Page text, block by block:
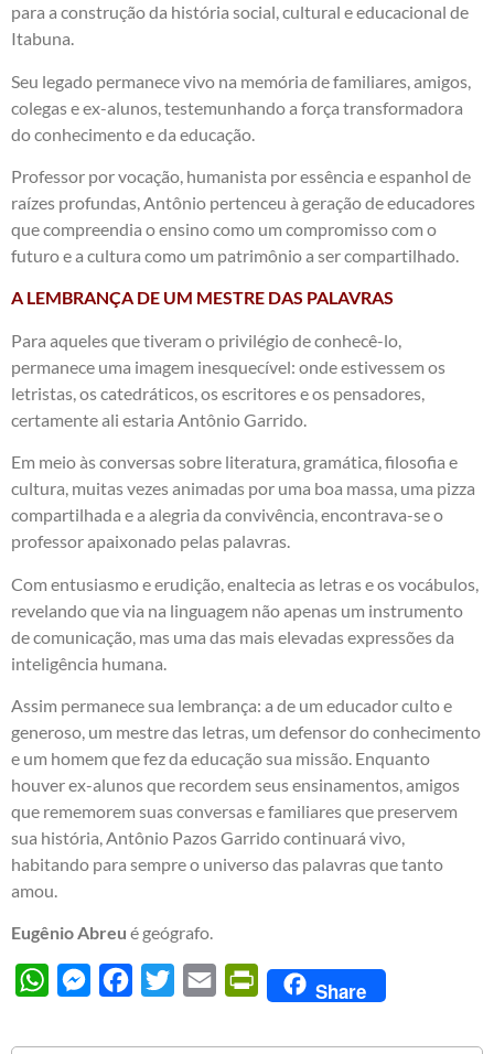
para a construção da história social, cultural e educacional de
Itabuna.
Seu legado permanece vivo na memória de familiares, amigos,
colegas e ex-alunos, testemunhando a força transformadora
do conhecimento e da educação.
Professor por vocação, humanista por essência e espanhol de
raízes profundas, Antônio pertenceu à geração de educadores
que compreendia o ensino como um compromisso com o
futuro e a cultura como um patrimônio a ser compartilhado.
A LEMBRANÇA DE UM MESTRE DAS PALAVRAS
Para aqueles que tiveram o privilégio de conhecê-lo,
permanece uma imagem inesquecível: onde estivessem os
letristas, os catedráticos, os escritores e os pensadores,
certamente ali estaria Antônio Garrido.
Em meio às conversas sobre literatura, gramática, filosofia e
cultura, muitas vezes animadas por uma boa massa, uma pizza
compartilhada e a alegria da convivência, encontrava-se o
professor apaixonado pelas palavras.
Com entusiasmo e erudição, enaltecia as letras e os vocábulos,
revelando que via na linguagem não apenas um instrumento
de comunicação, mas uma das mais elevadas expressões da
inteligência humana.
Assim permanece sua lembrança: a de um educador culto e
generoso, um mestre das letras, um defensor do conhecimento
e um homem que fez da educação sua missão. Enquanto
houver ex-alunos que recordem seus ensinamentos, amigos
que rememorem suas conversas e familiares que preservem
sua história, Antônio Pazos Garrido continuará vivo,
habitando para sempre o universo das palavras que tanto
amou.
Eugênio Abreu é geógrafo.
WhatsAppMessengerFacebook
Twitter Email PrintFriendly
Share